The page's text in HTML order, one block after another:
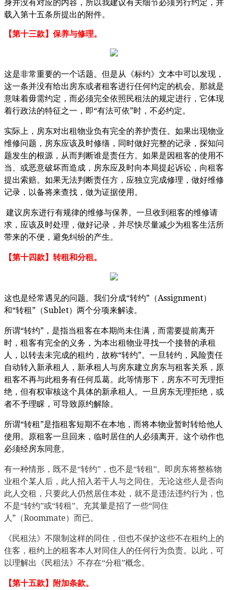
身并没有对应的内容，所以我建议有关细节必须另行约定，并
载入第十五条所提出的附件。
【第十三款】保养与修理。
这是非常重要的一个话题。但是从《标约》文本中可以发现，
这一条并没有给出房东或者租客进行任何约定的机会。那就是
意味着毋需约定，而必须完全依照民租法的规定进行，它体现
着行政法的特征之一，即“有法可依”时，不必约定。
实际上，房东对出租物业负有完全的养护责任。如果出现物业
维修问题，房东应该及时修缮，同时做好完整的记录，探知问
题发生的根源，从而判断谁是责任方。如果是因租客的使用不
当、或恶意破坏而造成，房东应及时向本局提起诉讼，向租客
提出索赔。如果无法判断责任方，应独立完成修理，做好维修
记录，以备将来查找，做为证据使用。
建议房东进行有规律的维修与保养。一旦收到租客的维修请
求，应该及时处理，做好记录，并尽快尽量减少为租客生活所
带来的不便，避免纠纷的产生。
【第十四款】转租和分租。
这也是经常遇见的问题。我们分成“转约” （Assignment）
和“转租” （Sublet）两个分项来解读。
所谓“转约” ，是指当租客在本期尚未住满，而需要提前离开
时，租客有完全的义务，为本出租物业寻找一个接替的承租
人，以转去未完成的租约，故称“转约”。一旦转约，风险责任
自动转入新承租人，新承租人与房东建立房东与租客关系，原
租客不再与此租务有任何瓜葛。此等情形下，房东不可无理拒
绝，但有权审核这个具体的新承租人。一旦房东无理拒绝，或
者不予理睬，可导致原约解除。
所谓“转租”是指租客短期不在本地，而将本物业暂时转给他人
使用。原租客一旦回来，临时居住的人必须离开。这个动作也
必须经房东同意。
有一种情形，既不是“转约”，也不是“转租”。即房东将整栋物
业租个某人后，此人招入若干人与之同住。无论这些人是否向
此人交租，只要此人仍然居住本处，就不是违法违约行为，也
不是“转约”或“转租”。充其量是招了一些“ 同住
人” （Roommate）而已。
《民租法》不限制这样的同住，但也不保护这些不在租约上的
住客，租约上的租客本人对同住人的任何行为负责。以此，可
以理解出《民租法》不存在“分租”概念。
【第十五款】附加条款。